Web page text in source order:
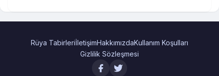
Rüya TabirleriİletişimHakkımızdaKullanım Koşulları
Gizlilik Sözleşmesi